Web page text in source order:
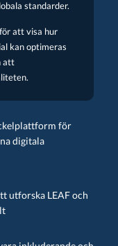
standarder.
att visa hur
kan optimeras
att
för
digitala
utforska LEAF och